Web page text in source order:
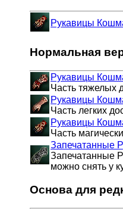
Рукавицы
Нормальная
Рукавицы
Часть тяжелых
Рукавицы
Часть легких
Рукавицы
Часть
Запечатанные
Запечатанные
можно снять у
Основа для